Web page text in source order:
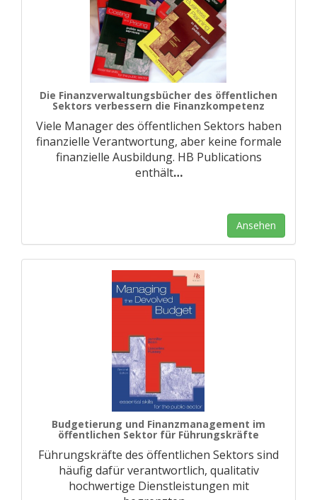
Die Finanzverwaltungsbücher des öffentlichen
Sektors verbessern die Finanzkompetenz
Viele Manager des öffentlichen Sektors haben
finanzielle Verantwortung, aber keine formale
finanzielle Ausbildung. HB Publications
enthält…
Ansehen
Budgetierung und Finanzmanagement im
öffentlichen Sektor für Führungskräfte
Führungskräfte des öffentlichen Sektors sind
häufig dafür verantwortlich, qualitativ
hochwertige Dienstleistungen mit